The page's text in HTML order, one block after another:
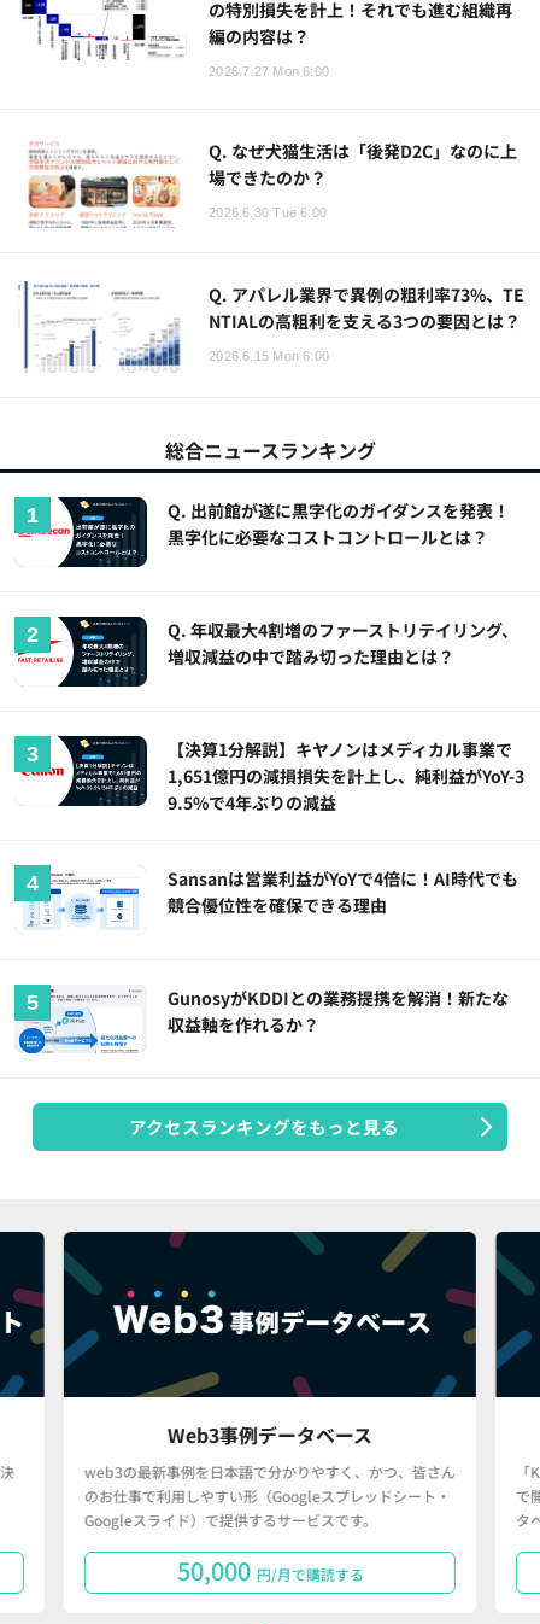
の特別損失を計上！それでも進む組織再
編の内容は？
2026.7.27 Mon 6:00
Q. なぜ犬猫生活は「後発D2C」なのに上
場できたのか？
2026.6.30 Tue 6:00
Q. アパレル業界で異例の粗利率73%、TE
NTIALの高粗利を支える3つの要因とは？
2026.6.15 Mon 6:00
総合ニュースランキング
Q. 出前館が遂に黒字化のガイダンスを発表！
黒字化に必要なコストコントロールとは？
Q. 年収最大4割増のファーストリテイリング、
増収減益の中で踏み切った理由とは？
【決算1分解説】キヤノンはメディカル事業で
1,651億円の減損損失を計上し、純利益がYoY-3
9.5%で4年ぶりの減益
Sansanは営業利益がYoYで4倍に！AI時代でも
競合優位性を確保できる理由
GunosyがKDDIとの業務提携を解消！新たな
収益軸を作れるか？
アクセスランキングをもっと見る
Web3事例データベース
web3の最新事例を日本語で分かりやすく、かつ、皆さん
のお仕事で利用しやすい形（Googleスプレッドシート・
Googleスライド）で提供するサービスです。
50,000 円/月で購読する
で
タ